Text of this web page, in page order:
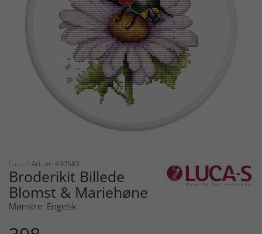
Luca-S Art. nr: 430583
Broderikit Billede
Blomst & Mariehøne
Mønstre: Engelsk.